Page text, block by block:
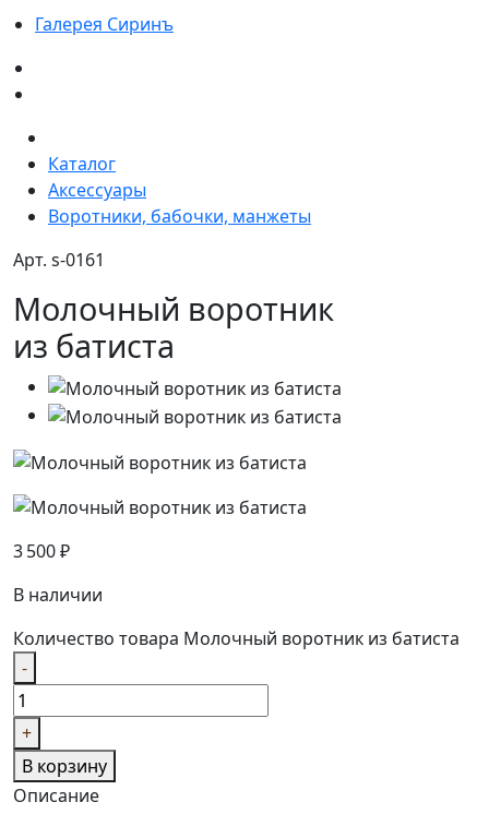
Галерея Сиринъ
Каталог
Аксессуары
Воротники, бабочки, манжеты
Арт. s-0161
Молочный воротник
из батиста
3 500₽
В наличии
Количество товара Молочный воротник из батиста
-
+
В корзину
Описание